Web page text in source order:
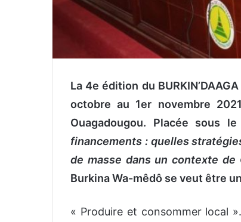
La 4e édition du
octobre au 1er novembre
Ouagadougou. Placée sous
financements : quelles
de masse dans un contexte de
Burkina Wa-mêdô se veut être
« Produire et consommer local